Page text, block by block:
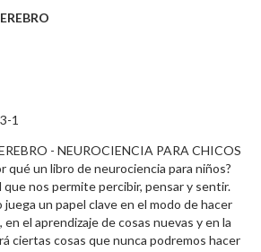
1
- NEUROCIENCIA PARA CHICOS
qué un libro de neurociencia para niños?
nos permite percibir, pensar y sentir.
un papel clave en el modo de hacer
en el aprendizaje de cosas nuevas y en la
ciertas cosas que nunca podremos hacer